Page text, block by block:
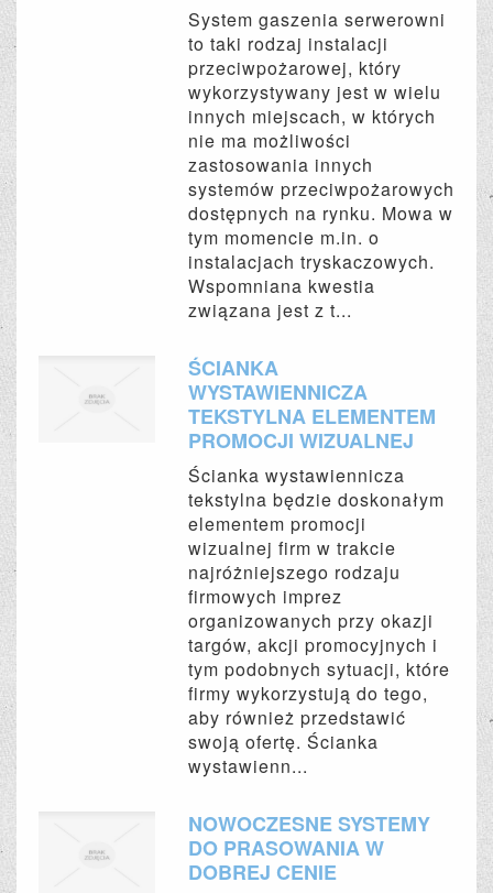
System gaszenia serwerowni
to taki rodzaj instalacji
przeciwpożarowej, który
wykorzystywany jest w wielu
innych miejscach, w których
nie ma możliwości
zastosowania innych
systemów przeciwpożarowych
dostępnych na rynku. Mowa w
tym momencie m.in. o
instalacjach tryskaczowych.
Wspomniana kwestia
związana jest z t...
ŚCIANKA
WYSTAWIENNICZA
TEKSTYLNA ELEMENTEM
PROMOCJI WIZUALNEJ
Ścianka wystawiennicza
tekstylna będzie doskonałym
elementem promocji
wizualnej firm w trakcie
najróżniejszego rodzaju
firmowych imprez
organizowanych przy okazji
targów, akcji promocyjnych i
tym podobnych sytuacji, które
firmy wykorzystują do tego,
aby również przedstawić
swoją ofertę. Ścianka
wystawienn...
NOWOCZESNE SYSTEMY
DO PRASOWANIA W
DOBREJ CENIE